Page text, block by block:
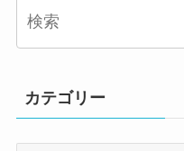
カテゴリー